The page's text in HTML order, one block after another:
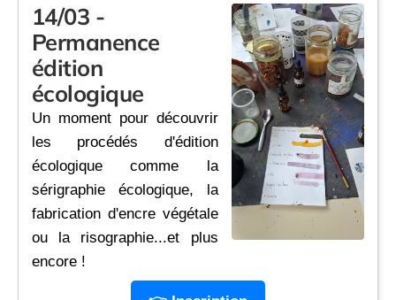
14/03 -
Permanence
édition
écologique
Un moment pour découvrir
les procédés d'édition
écologique comme la
sérigraphie écologique, la
fabrication d'encre végétale
ou la risographie...et plus
encore !